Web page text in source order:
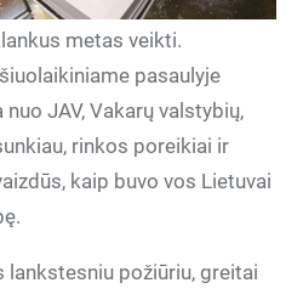
metas veikti.
pasaulyje
JAV, Vakarų valstybių,
rinkos poreikiai ir
kaip buvo vos Lietuvai
lankstesniu požiūriu, greitai